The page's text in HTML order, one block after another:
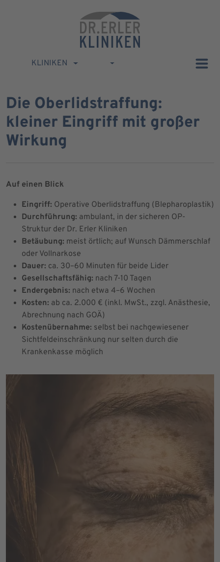
KLINIKEN
Die Oberlidstraffung:
kleiner Eingriff mit großer
Wirkung
Auf einen Blick
Eingriff: Operative Oberlidstraffung (Blepharoplastik)
Durchführung: ambulant, in der sicheren OP-
Struktur der Dr. Erler Kliniken
Betäubung: meist örtlich; auf Wunsch Dämmerschlaf
oder Vollnarkose
Dauer: ca. 30–60 Minuten für beide Lider
Gesellschaftsfähig: nach 7-10 Tagen
Endergebnis: nach etwa 4–6 Wochen
Kosten: ab ca. 2.000 € (inkl. MwSt., zzgl. Anästhesie,
Abrechnung nach GOÄ)
Kostenübernahme: selbst bei nachgewiesener
Sichtfeldeinschränkung nur selten durch die
Krankenkasse möglich